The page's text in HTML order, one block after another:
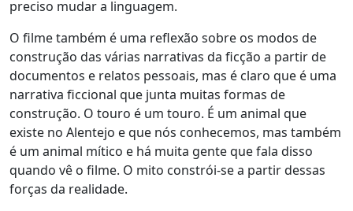
preciso mudar a linguagem.
O filme também é uma reflexão sobre os modos de
construção das várias narrativas da ficção a partir de
documentos e relatos pessoais, mas é claro que é uma
narrativa ficcional que junta muitas formas de
construção. O touro é um touro. É um animal que
existe no Alentejo e que nós conhecemos, mas também
é um animal mítico e há muita gente que fala disso
quando vê o filme. O mito constrói-se a partir dessas
forças da realidade.